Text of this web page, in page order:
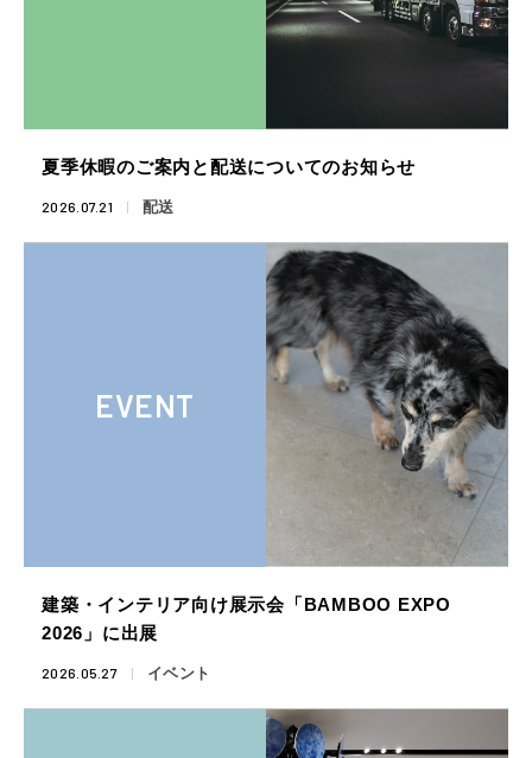
夏季休暇のご案内と配送についてのお知らせ
2026.07.21 配送
EVENT
建築・インテリア向け展示会「BAMBOO EXPO
2026」に出展
2026.05.27 イベント